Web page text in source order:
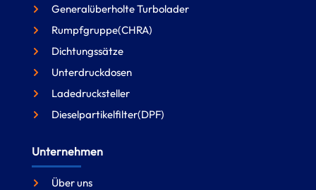
Generalüberholte Turbolader
Rumpfgruppe(CHRA)
Dichtungssätze
Unterdruckdosen
Ladedrucksteller
Dieselpartikelfilter(DPF)
Unternehmen
Über uns